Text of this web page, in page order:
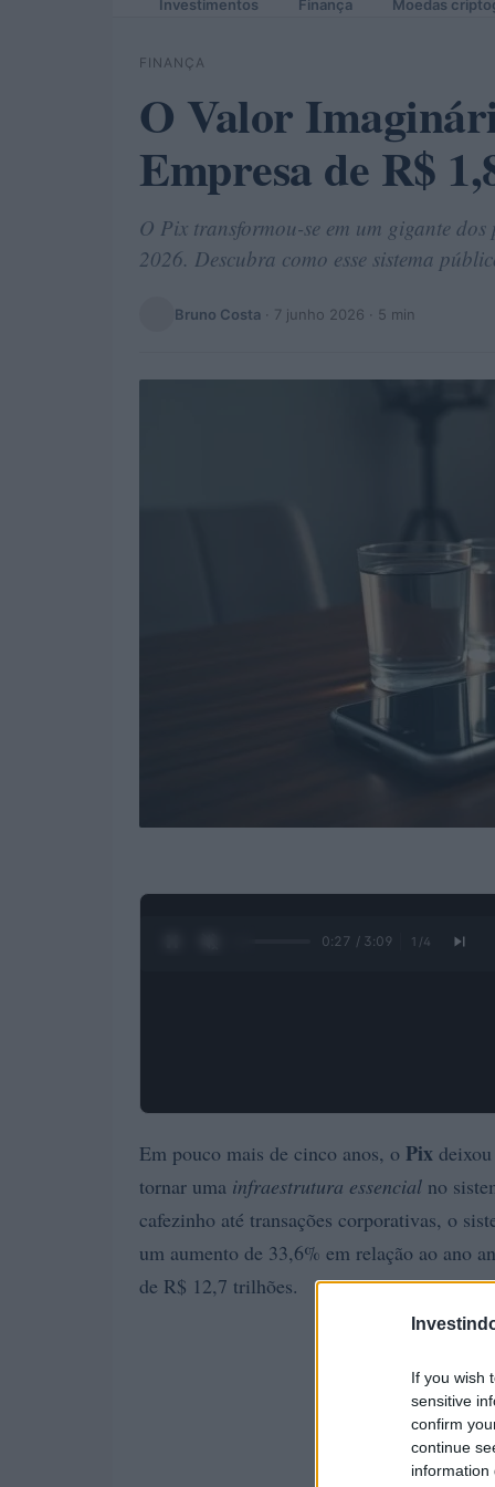
If you wish
sensitive
confirm
continue
information
Investimentos Finança Moedas
FINANÇA
O Valor
Empresa de R$
O Pix transformou-se em um gigante
2026. Descubra como esse sistema
Bruno Costa · 7 junho 2026 · 5 min
0:28 / 3:09 1 /4
Em pouco mais de cinco anos, o Pix
tornar uma infraestrutura essencial no
cafezinho até transações corporativas, o
um aumento de 33,6% em relação ao ano
de R$ 12,7 trilhões.